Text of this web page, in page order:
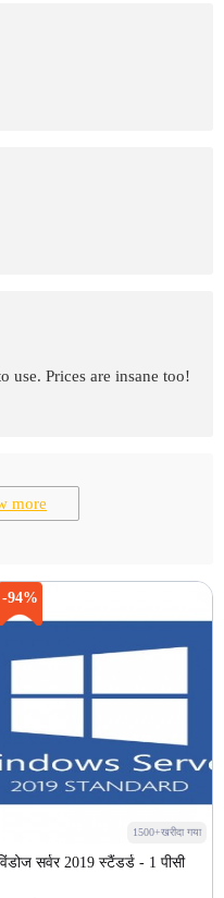
use. Prices are insane too!
more
-94%
1500+खरीदा गया
सर्वर 2019 स्टैंडर्ड - 1 पीसी